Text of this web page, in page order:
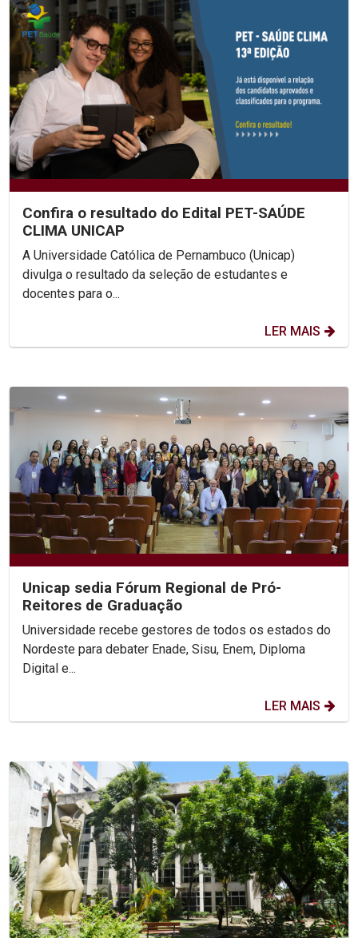
Confira o resultado do Edital PET-SAÚDE
CLIMA UNICAP
A Universidade Católica de Pernambuco (Unicap)
divulga o resultado da seleção de estudantes e
docentes para o...
LER MAIS
Unicap sedia Fórum Regional de Pró-
Reitores de Graduação
Universidade recebe gestores de todos os estados do
Nordeste para debater Enade, Sisu, Enem, Diploma
Digital e...
LER MAIS